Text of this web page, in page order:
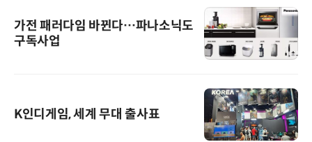
가전 패러다임 바뀐다…파나소닉도
구독사업
K인디게임, 세계 무대 출사표